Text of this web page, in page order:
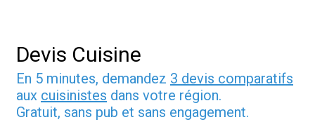
Devis Cuisine
En 5 minutes, demandez 3 devis comparatifs
aux cuisinistes dans votre région.
Gratuit, sans pub et sans engagement.